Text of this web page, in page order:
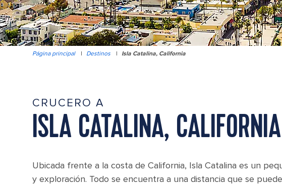
Página principal | Destinos | Isla Catalina, California
CRUCERO A
ISLA CATALINA, CALIFORNIA
Ubicada frente a la costa de California, Isla Catalina es un
y exploración. Todo se encuentra a una distancia que se